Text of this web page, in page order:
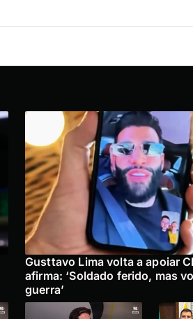
Gusttavo Lima volta a apoiar
afirma: ‘Soldado ferido, mas
guerra’